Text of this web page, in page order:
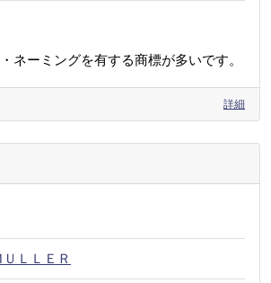
ネーミングを有する商標が多いです。
詳細
ＬＬＥＲ